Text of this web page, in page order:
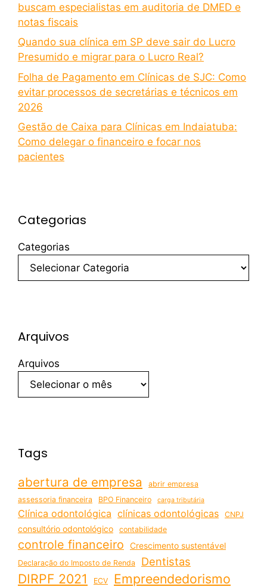
buscam especialistas em auditoria de DMED e
notas fiscais
Quando sua clínica em SP deve sair do Lucro
Presumido e migrar para o Lucro Real?
Folha de Pagamento em Clínicas de SJC: Como
evitar processos de secretárias e técnicos em
2026
Gestão de Caixa para Clínicas em Indaiatuba:
Como delegar o financeiro e focar nos
pacientes
Categorias
Categorias
Arquivos
Arquivos
Tags
abertura de empresa
abrir empresa
assessoria financeira
BPO Financeiro carga tributária
Clínica odontológica clínicas odontológicas CNPJ
consultório odontológico contabilidade
controle financeiro Crescimento sustentável
Declaração do Imposto de Renda Dentistas
DIRPF 2021 ECV Empreendedorismo